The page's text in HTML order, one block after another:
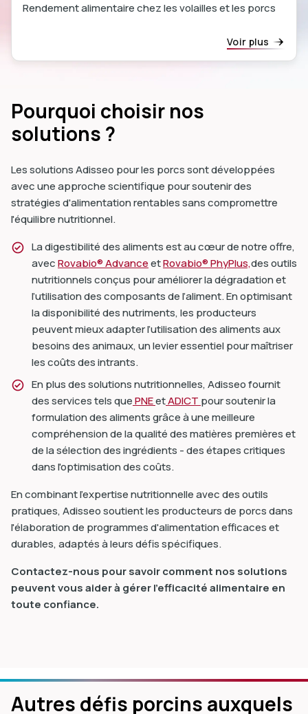
Rendement alimentaire chez les volailles et les porcs
Voir plus
Pourquoi choisir nos
solutions ?
Les solutions Adisseo pour les porcs sont développées
avec une approche scientifique pour soutenir des
stratégies d'alimentation rentables sans compromettre
l'équilibre nutritionnel.
La digestibilité des aliments est au cœur de notre offre,
avecRovabio® AdvanceetRovabio® PhyPlus,des outils
nutritionnels conçus pour améliorer la dégradation et
l’utilisation des composants de l’aliment. En optimisant
la disponibilité des nutriments, les producteurs
peuvent mieux adapter l’utilisation des aliments aux
besoins des animaux, un levier essentiel pour maîtriser
les coûts des intrants.
En plus des solutions nutritionnelles, Adisseo fournit
des services tels quePNEetADICT pour soutenir la
formulation des aliments grâce à une meilleure
compréhension de la qualité des matières premières et
de la sélection des ingrédients - des étapes critiques
dans l'optimisation des coûts.
En combinant l'expertise nutritionnelle avec des outils
pratiques, Adisseo soutient les producteurs de porcs dans
l'élaboration de programmes d'alimentation efficaces et
durables, adaptés à leurs défis spécifiques.
Contactez-nous pour savoir comment nos solutions
peuvent vous aider à gérer l'efficacité alimentaire en
toute confiance.
Autres défis porcins auxquels